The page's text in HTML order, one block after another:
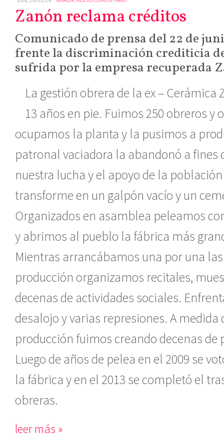
Zanón reclama créditos
Comunicado de prensa del 22 de
frente la discriminación crediticia
sufrida por la empresa recuperada
La gestión obrera de la ex – Cerámica
13 años en pie. Fuimos 250 obreros y
ocupamos la planta y la pusimos a
patronal vaciadora la abandonó a fines
nuestra lucha y el apoyo de la
transforme en un galpón vacío y un
Organizados en asamblea peleamos
y abrimos al pueblo la fábrica más
Mientras arrancábamos una por una
producción organizamos recitales,
decenas de actividades sociales.
desalojo y varias represiones. A
producción fuimos creando decenas de
Luego de años de pelea en el 2009 se
la fábrica y en el 2013 se completó el
obreras.
leer más »